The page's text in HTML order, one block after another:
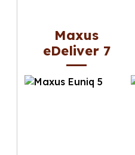
Maxus
eDeliver 7